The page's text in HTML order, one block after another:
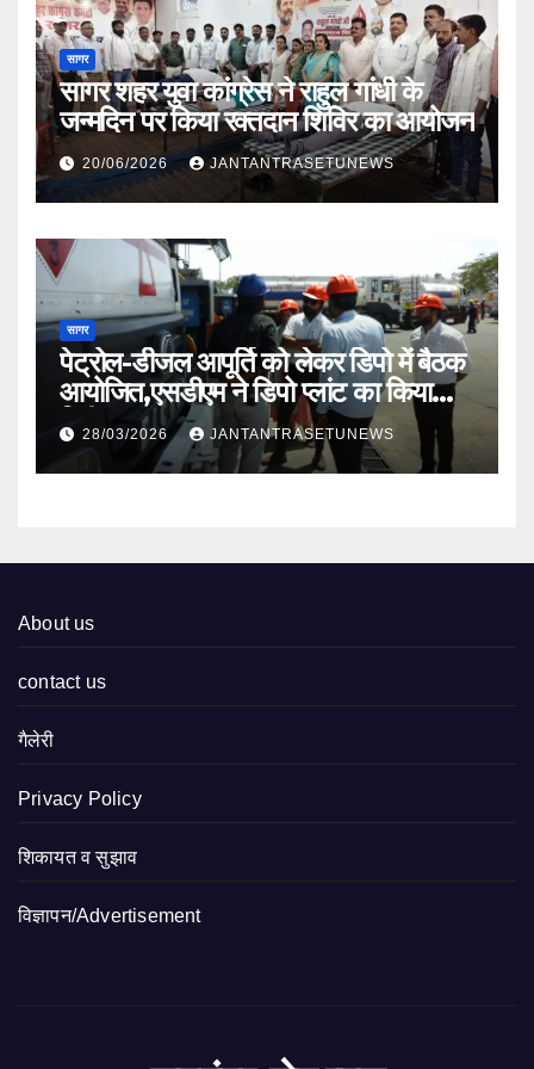
सागर
सागर शहर युवा कांग्रेस ने राहुल गांधी के
जन्मदिन पर किया रक्तदान शिविर का आयोजन
20/06/2026 JANTANTRASETUNEWS
सागर
पेट्रोल-डीजल आपूर्ति को लेकर डिपो में बैठक
आयोजित,एसडीएम ने डिपो प्लांट का किया
निरीक्षण
28/03/2026 JANTANTRASETUNEWS
About us
contact us
गैलेरी
Privacy Policy
शिकायत व सुझाव
विज्ञापन/Advertisement